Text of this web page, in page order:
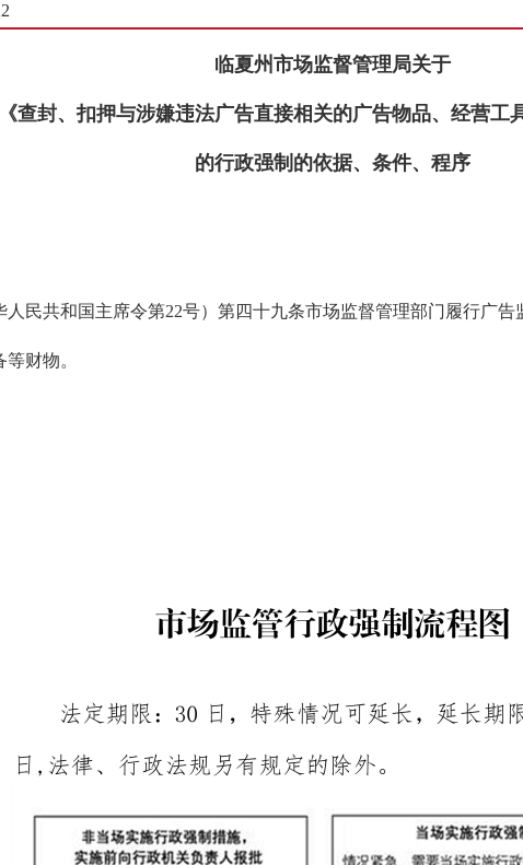
临夏州市场监督管理局关于
《查封、扣押与涉嫌违法广告直接相关的广告物品、经营工
的行政强制的依据、条件、程序
民共和国主席令第22号）第四十九条市场监督管理部门履行广
财物。